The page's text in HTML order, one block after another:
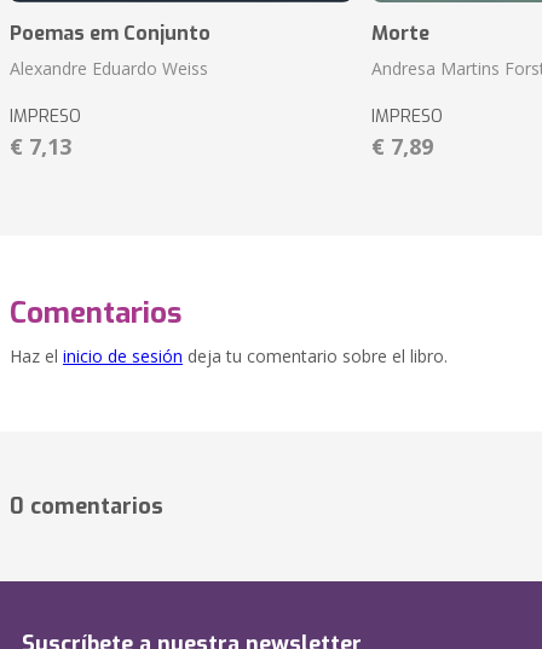
Poemas em Conjunto
Alexandre Eduardo Weiss
IMPRESO
€ 7,13
Morte
Andresa Martins
IMPRESO
€ 7,89
Comentarios
Haz el inicio de sesión deja tu comentario sobre el libro.
0 comentarios